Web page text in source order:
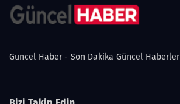
Guncel Haber - Son Dakika Güncel Haberler